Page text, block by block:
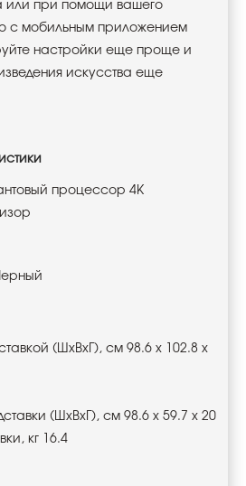
или при помощи вашего
с мобильным приложением
настройки еще проще и
искусства еще
процессор 4K
(ШxВxГ), см 98.6 x 102.8 x
(ШxВxГ), см 98.6 x 59.7 x 20
кг 16.4